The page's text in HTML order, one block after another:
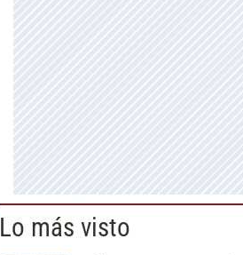
Lo más visto